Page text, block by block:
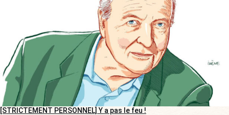
[STRICTEMENT PERSONNEL] Y a pas le feu !